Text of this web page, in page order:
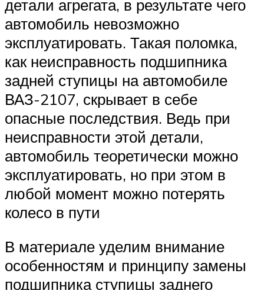
детали агрегата, в результате чего
автомобиль невозможно
эксплуатировать. Такая поломка,
как неисправность подшипника
задней ступицы на автомобиле
ВАЗ-2107, скрывает в себе
опасные последствия. Ведь при
неисправности этой детали,
автомобиль теоретически можно
эксплуатировать, но при этом в
любой момент можно потерять
колесо в пути
В материале уделим внимание
особенностям и принципу замены
подшипника ступицы заднего